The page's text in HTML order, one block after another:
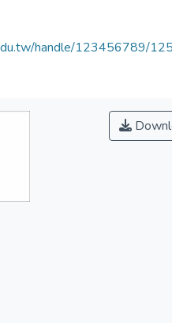
handle/123456789/